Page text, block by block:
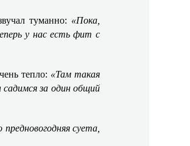
туманно: «Пока,
у нас есть фит с
тепло: «Там такая
за один общий
суета,